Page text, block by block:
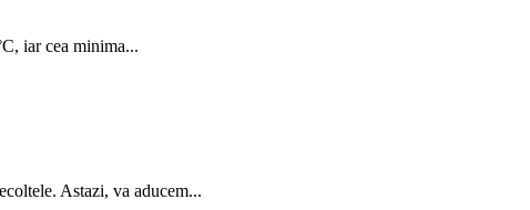
iar cea minima...
Astazi, va aducem...